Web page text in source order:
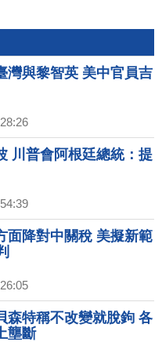
灣與黎智英 美中官員吉
川普會阿根廷總統：提
面降對中關稅 美擬新範
森特稱不改變就脫鉤 各
壟斷